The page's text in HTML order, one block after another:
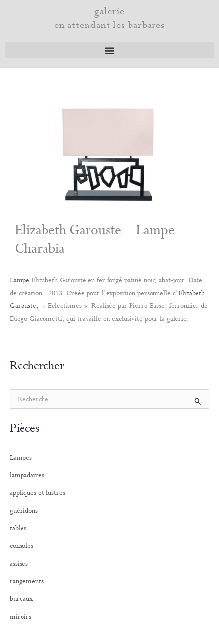
galerie
en attendant les barbares
Elizabeth Garouste – Lampe
Charabia
Lampe Elizabeth Garouste en fer forgé patiné noir, abat-jour. Date
de création : 2013. Créée pour l’exposition personnelle d’Elizabeth
Garouste, » Eclectismes ». Réalisée par Pierre Basse, ferronnier de
Diego Giacometti, qui travaille en exclusivité pour la galerie.
Rechercher
e
h
c
e
:
Pièces
Lampes
lampadaires
appliques et lustres
guéridons
tables
consoles
assises
rangements
bureaux
miroirs